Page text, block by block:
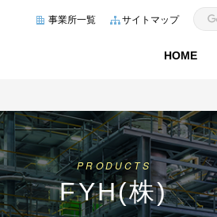
HOME
事業所一覧 サイトマップ
PRODUCTS
FYH(株)